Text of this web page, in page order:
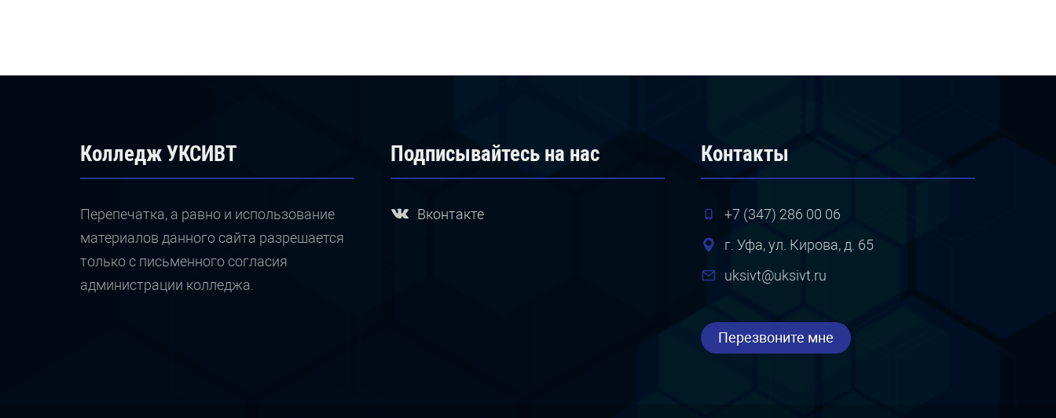
Колледж УКСИВТ
Перепечатка, а равно и использование
материалов данного сайта разрешается
только с письменного согласия
администрации колледжа.
Подписывайтесь на нас
Вконтакте
Контакты
+7 (347) 286 00 06
г. Уфа, ул. Кирова, д. 65
uksivt@uksivt.ru
Перезвоните мне